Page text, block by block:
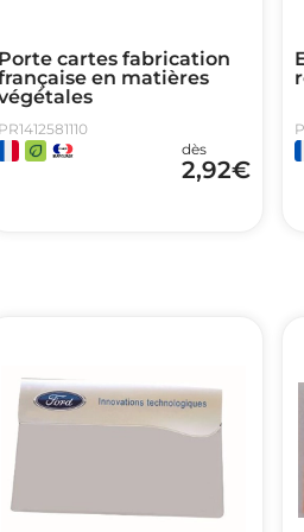
Porte cartes fabrication
en matières
PR1412581110
dès
2,92€